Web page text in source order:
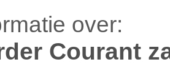
over:
Courant